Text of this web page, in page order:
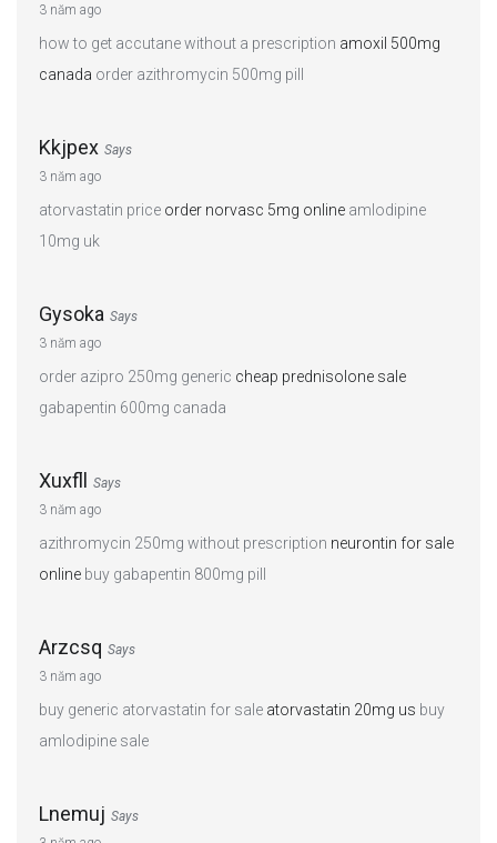
3 năm ago
how to get accutane without a prescription amoxil 500mg
canada order azithromycin 500mg pill
Kkjpex Says
3 năm ago
atorvastatin price order norvasc 5mg online amlodipine
10mg uk
Gysoka Says
3 năm ago
order azipro 250mg generic cheap prednisolone sale
gabapentin 600mg canada
Xuxfll Says
3 năm ago
azithromycin 250mg without prescription neurontin for sale
online buy gabapentin 800mg pill
Arzcsq Says
3 năm ago
buy generic atorvastatin for sale atorvastatin 20mg us buy
amlodipine sale
Lnemuj Says